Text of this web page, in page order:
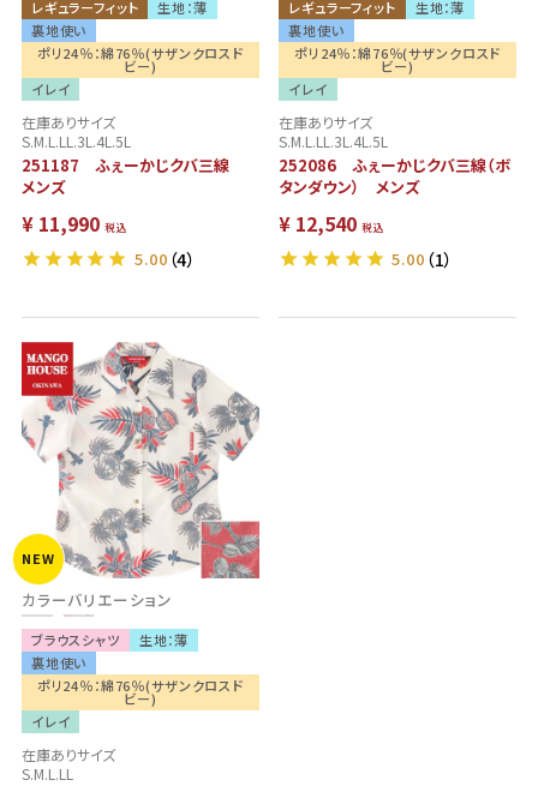
レギュラーフィット
生地：薄
裏地使い
ポリ24％：綿76％(サザンクロスド
ビー)
イレイ
在庫ありサイズ
S.M.L.LL.3L.4L.5L
251187 ふぇーかじクバ三線
メンズ
¥ 11,990 税込
5.00 （4）
レギュラーフィット
生地：薄
裏地使い
ポリ24％：綿76％(サザンクロスド
ビー)
イレイ
在庫ありサイズ
S.M.L.LL.3L.4L.5L
252086 ふぇーかじクバ三線（ボ
タンダウン） メンズ
¥ 12,540 税込
5.00 （1）
カラーバリエーション
ブラウスシャツ
生地：薄
裏地使い
ポリ24％：綿76％(サザンクロスド
ビー)
イレイ
NEW
在庫ありサイズ
S.M.L.LL